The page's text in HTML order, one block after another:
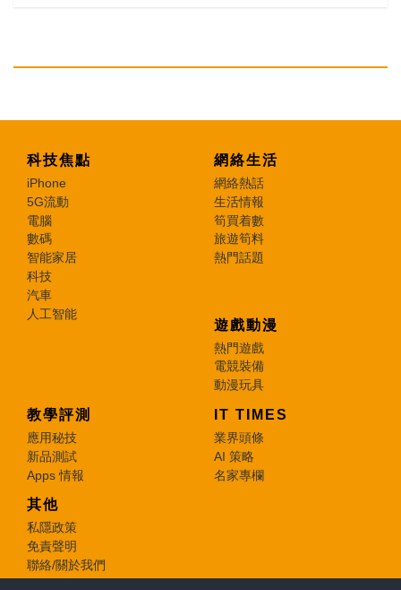
科技焦點
iPhone
5G流動
電腦
數碼
智能家居
科技
汽車
人工智能
網絡生活
網絡熱話
生活情報
筍買着數
旅遊筍料
熱門話題
遊戲動漫
熱門遊戲
電競裝備
動漫玩具
教學評測
應用秘技
新品測試
Apps 情報
IT TIMES
業界頭條
AI 策略
名家專欄
其他
私隱政策
免責聲明
聯絡/關於我們